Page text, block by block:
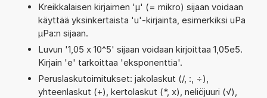
Kreikkalaisen kirjaimen 'µ' (= mikro) sijaan voidaan
käyttää yksinkertaista 'u'-kirjainta, esimerkiksi uPa
µPa:n sijaan.
Luvun '1,05 x 10^5' sijaan voidaan kirjoittaa 1,05e5.
Kirjain 'e' tarkoittaa 'eksponenttia'.
Peruslaskutoimitukset: jakolaskut (/, :, ÷),
yhteenlaskut (+), kertolaskut (*, x), neliöjuuri (√),